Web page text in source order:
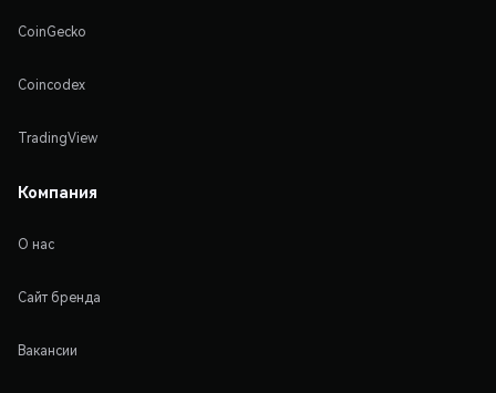
CoinGecko
Coincodex
TradingView
Компания
О нас
Сайт бренда
Вакансии